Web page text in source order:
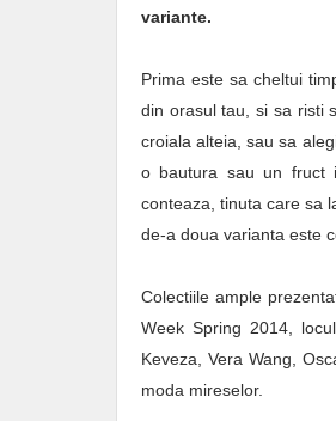
variante.
Prima este sa cheltui
din orasul tau, si sa risti
croiala alteia, sau sa
o bautura sau un fruct
conteaza, tinuta care sa
de-a doua varianta este
Colectiile ample
Week Spring 2014,
Keveza, Vera Wang,
moda mireselor.